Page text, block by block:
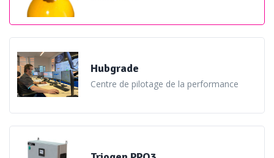
Autre trait commun, les fournisseurs de produits ou
solutions désinfectants accompagnent en général leur
offre de tout ce qui est nécessaire à l’utilisation: systèmes
d’injection, de dosage, de contrôle, de surveillance à
distance, etc. Certains vont même jusqu’à offrir des
services d’assistance plus ou moins complets. Après tout,
la désinfection n’est pas le cœur de métier de leurs clients
Hubgrade
Centre de pilotage de la performance